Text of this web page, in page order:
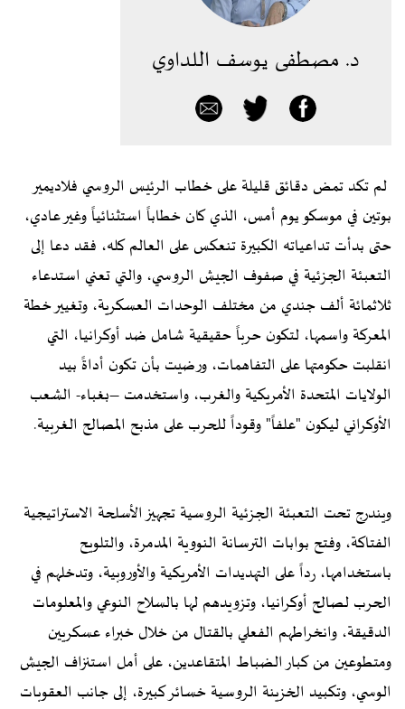
د. مصطفى يوسف اللداوي
لم تكد تمض دقائق قليلة على خطاب الرئيس الروسي فلاديمير
بوتين في موسكو يوم أمس، الذي كان خطاباً استثنائياً وغير عادي،
حتى بدأت تداعياته الكبيرة تنعكس على العالم كله، فقد دعا إلى
التعبئة الجزئية في صفوف الجيش الروسي، والتي تعني استدعاء
ثلاثمائة ألف جندي من مختلف الوحدات العسكرية، وتغيير خطة
المعركة واسمها، لتكون حرباً حقيقية شامل ضد أوكرانيا، التي
انقلبت حكومتها على التفاهمات، ورضيت بأن تكون أداةً بيد
الولايات المتحدة الأمريكية والغرب، واستخدمت –بغباء- الشعب
الأوكراني ليكون "علفاً" وقوداً للحرب على مذبح المصالح الغربية.
ويندرج تحت التعبئة الجزئية الروسية تجهيز الأسلحة الاستراتيجية
الفتاكة، وفتح بوابات الترسانة النووية المدمرة، والتلويح
باستخدامها، رداً على التهديدات الأمريكية والأوروبية، وتدخلهم في
الحرب لصالح أوكرانيا، وتزويدهم لها بالسلاح النوعي والمعلومات
الدقيقة، وانخراطهم الفعلي بالقتال من خلال خبراء عسكريين
ومتطوعين من كبار الضباط المتقاعدين، على أمل استنزاف الجيش
الوسي، وتكبيد الخزينة الروسية خسائر كبيرة، إلى جانب العقوبات